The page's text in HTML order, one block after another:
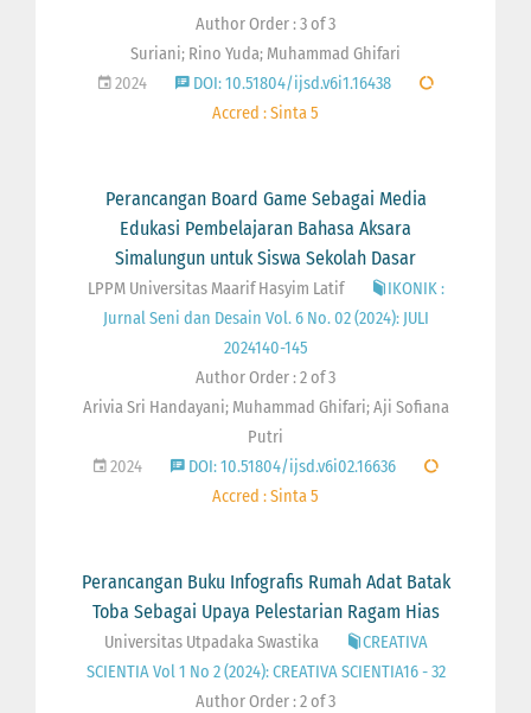
Author Order : 3 of 3
Suriani; Rino Yuda; Muhammad Ghifari
2024
DOI: 10.51804/ijsd.v6i1.16438
Accred : Sinta 5
Perancangan Board Game Sebagai Media
Edukasi Pembelajaran Bahasa Aksara
Simalungun untuk Siswa Sekolah Dasar
LPPM Universitas Maarif Hasyim Latif
IKONIK :
Jurnal Seni dan Desain Vol. 6 No. 02 (2024): JULI
2024140-145
Author Order : 2 of 3
Arivia Sri Handayani; Muhammad Ghifari; Aji Sofiana
Putri
2024
DOI: 10.51804/ijsd.v6i02.16636
Accred : Sinta 5
Perancangan Buku Infografis Rumah Adat Batak
Toba Sebagai Upaya Pelestarian Ragam Hias
Universitas Utpadaka Swastika
CREATIVA
SCIENTIA Vol 1 No 2 (2024): CREATIVA SCIENTIA16 - 32
Author Order : 2 of 3